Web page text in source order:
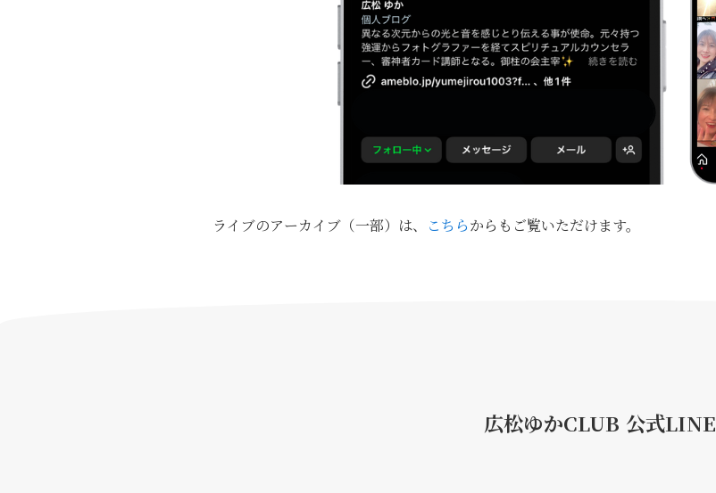
ライブのアーカイブ（一部）は、 こちらからもご覧いただけます。
広松ゆかCLUB 公式LINE